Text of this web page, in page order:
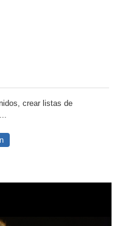
crear listas de